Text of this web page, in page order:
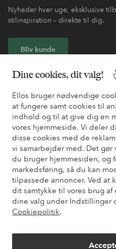
Dine cookies, dit valg!
Ellos bruger nødvendige
at fungere samt cookies til
indhold og til at give dig en
vores hjemmeside. Vi deler
disse cookies med de
vi samarbejder med. Det gør
du bruger hjemmesiden, og
markedsføring, så du kan
tilpassede annoncer. Ved at
dit samtykke til vores brug af
dine valg under Indstillinger
Cookiepolitik.
Nyheder hver uge, eksklusive
stilinspiration – direkte til dig.
Bliv kunde
* Se tilbudsbetingelser ved
Har du brug for hjælp?
Du kan finde svar på de oftest
Du kan også finde oplysninger
Kundeservice
Mine sider
Om Ellos